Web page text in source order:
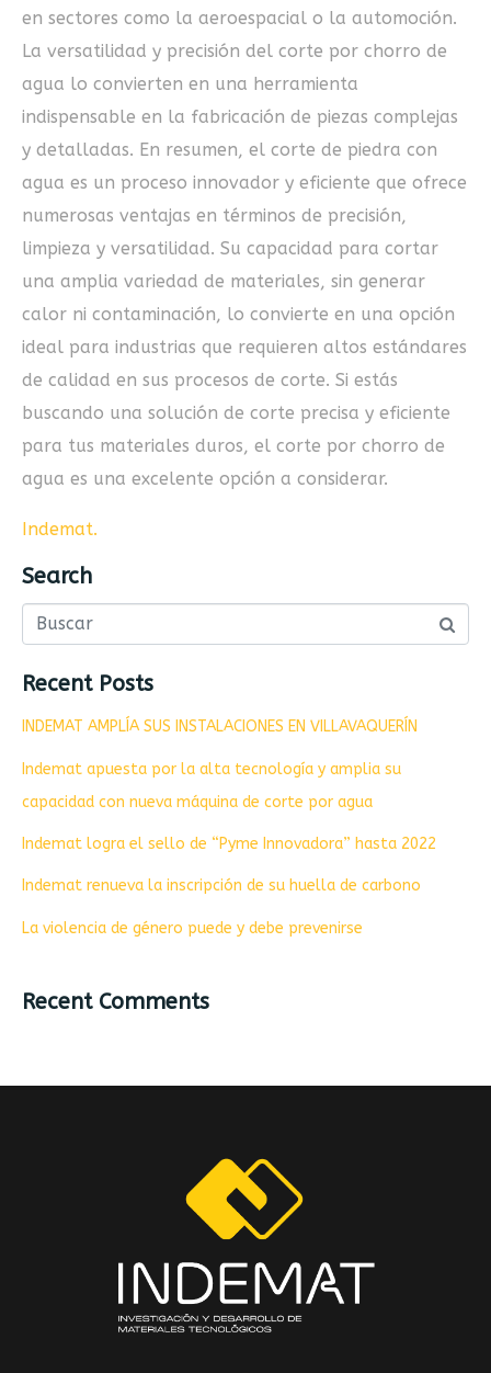
en sectores como la aeroespacial o la automoción.
La versatilidad y precisión del corte por chorro de
agua lo convierten en una herramienta
indispensable en la fabricación de piezas complejas
y detalladas. En resumen, el corte de piedra con
agua es un proceso innovador y eficiente que ofrece
numerosas ventajas en términos de precisión,
limpieza y versatilidad. Su capacidad para cortar
una amplia variedad de materiales, sin generar
calor ni contaminación, lo convierte en una opción
ideal para industrias que requieren altos estándares
de calidad en sus procesos de corte. Si estás
buscando una solución de corte precisa y eficiente
para tus materiales duros, el corte por chorro de
agua es una excelente opción a considerar.
Indemat.
Search
Recent Posts
INDEMAT AMPLÍA SUS INSTALACIONES EN VILLAVAQUERÍN
Indemat apuesta por la alta tecnología y amplia su
capacidad con nueva máquina de corte por agua
Indemat logra el sello de “Pyme Innovadora” hasta 2022
Indemat renueva la inscripción de su huella de carbono
La violencia de género puede y debe prevenirse
Recent Comments